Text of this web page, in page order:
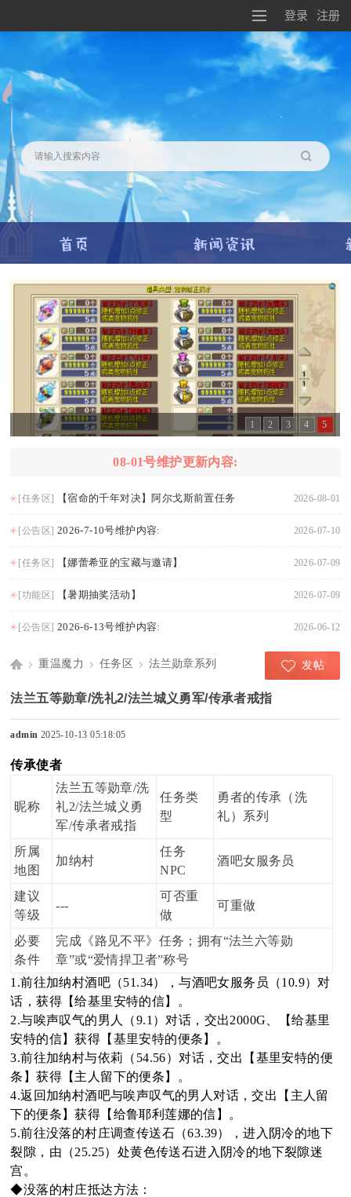
登录 注册
1 2 3 4 5
08-01号维护更新内容:
[任务区] 【宿命的千年对决】阿尔戈斯前置任务 2026-08-01
[公告区] 2026-7-10号维护内容: 2026-07-10
[任务区] 【娜蕾希亚的宝藏与邀请】 2026-07-09
[功能区] 【暑期抽奖活动】 2026-07-09
[公告区] 2026-6-13号维护内容: 2026-06-12
Di
sc
uz
!
B
oa
rd
›
重温魔力
›
任务区
›
法兰勋章系列 发帖
法兰五等勋章/洗礼2/法兰城义勇军/传承者戒指
admin 2025-10-13 05:18:05
传承使者
昵称
法兰五等勋章/洗
礼2/法兰城义勇
军/传承者戒指
任务类
型
勇者的传承（洗
礼）系列
所属
地图
加纳村
任务
NPC
酒吧女服务员
建议
等级
---
可否重
做
可重做
必要
条件
完成《路见不平》任务；拥有“法兰六等勋
章”或“爱情捍卫者”称号
1.前往加纳村酒吧（51.34），与酒吧女服务员（10.9）对
话，获得【给基里安特的信】。
2.与唉声叹气的男人（9.1）对话，交出2000G、【给基里
安特的信】获得【基里安特的便条】。
3.前往加纳村与依莉（54.56）对话，交出【基里安特的便
条】获得【主人留下的便条】。
4.返回加纳村酒吧与唉声叹气的男人对话，交出【主人留
下的便条】获得【给鲁耶利莲娜的信】。
5.前往没落的村庄调查传送石（63.39），进入阴冷的地下
裂隙，由（25.25）处黄色传送石进入阴冷的地下裂隙迷
宫。
◆没落的村庄抵达方法：